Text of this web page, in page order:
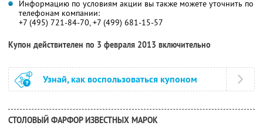
Информацию по условиям акции вы также можете уточнить по
телефонам компании:
+7 (495) 721-84-70, +7 (499) 681-15-57
Купон действителен по 3 февраля 2013 включительно
Узнай, как воспользоваться купоном
СТОЛОВЫЙ ФАРФОР ИЗВЕСТНЫХ МАРОК